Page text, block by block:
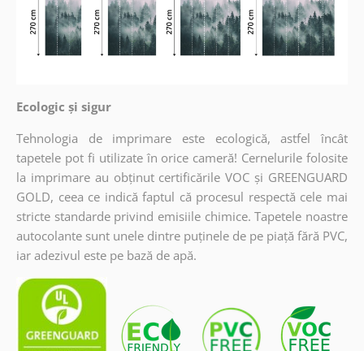
Ecologic și sigur
Tehnologia de imprimare este ecologică, astfel încât
tapetele pot fi utilizate în orice cameră! Cernelurile folosite
la imprimare au obținut certificările VOC și GREENGUARD
GOLD, ceea ce indică faptul că procesul respectă cele mai
stricte standarde privind emisiile chimice. Tapetele noastre
autocolante sunt unele dintre puținele de pe piață fără PVC,
iar adezivul este pe bază de apă.